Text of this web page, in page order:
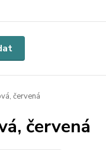
červená
červená